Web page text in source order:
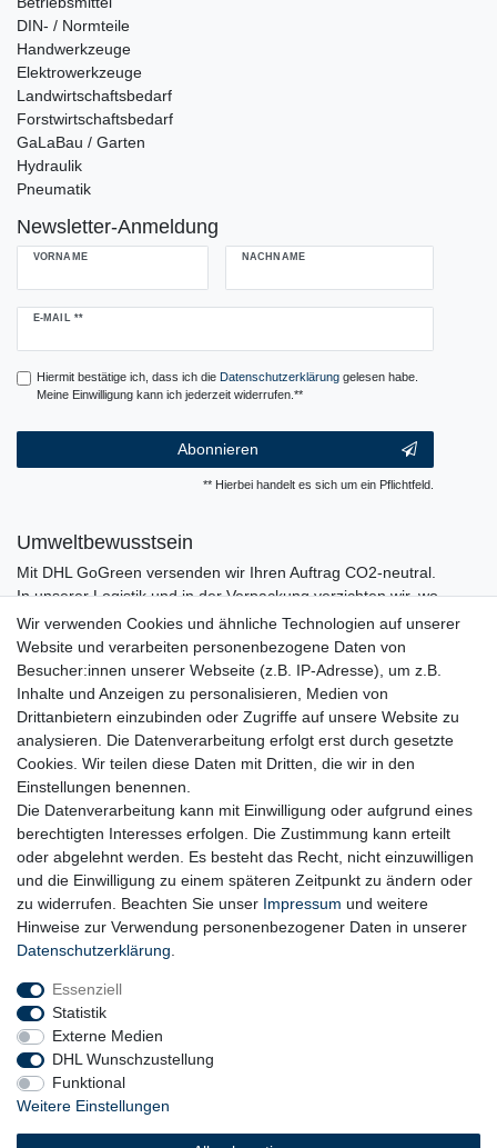
DIN- / Normteile
Handwerkzeuge
Elektrowerkzeuge
Landwirtschaftsbedarf
Forstwirtschaftsbedarf
GaLaBau / Garten
Hydraulik
Pneumatik
Newsletter-Anmeldung
VORNAME NACHNAME
E-MAIL **
Newsletter
Hiermit bestätige ich, dass ich die Daten­schutz­erklärunggelesen habe.
Meine Einwilligung kann ich jederzeit widerrufen.**
Abonnieren
** Hierbei handelt es sich um ein Pflichtfeld.
Umweltbewusstsein
Mit DHL GoGreen versenden wir Ihren Auftrag CO2-neutral.
In unserer Logistik und in der Verpackung verzichten wir, wo
immer es möglich ist, auf den Einsatz von Kunststoffen und
Plastik.
Widerrufs­recht
Wir verwenden Cookies und ähnliche Technologien auf unserer
Website und verarbeiten personenbezogene Daten von
Besucher:innen unserer Webseite (z.B. IP-Adresse), um z.B.
Inhalte und Anzeigen zu personalisieren, Medien von
Drittanbietern einzubinden oder Zugriffe auf unsere Website zu
analysieren. Die Datenverarbeitung erfolgt erst durch gesetzte
Cookies. Wir teilen diese Daten mit Dritten, die wir in den
Einstellungen benennen.
Die Datenverarbeitung kann mit Einwilligung oder aufgrund eines
berechtigten Interesses erfolgen. Die Zustimmung kann erteilt
oder abgelehnt werden. Es besteht das Recht, nicht einzuwilligen
und die Einwilligung zu einem späteren Zeitpunkt zu ändern oder
zu widerrufen. Beachten Sie unser Impressum und weitere
Hinweise zur Verwendung personenbezogener Daten in unserer
Daten­schutz­erklärung
Essenziell
Statistik
Externe Medien
DHL Wunschzustellung
Funktional
Weitere Einstellungen